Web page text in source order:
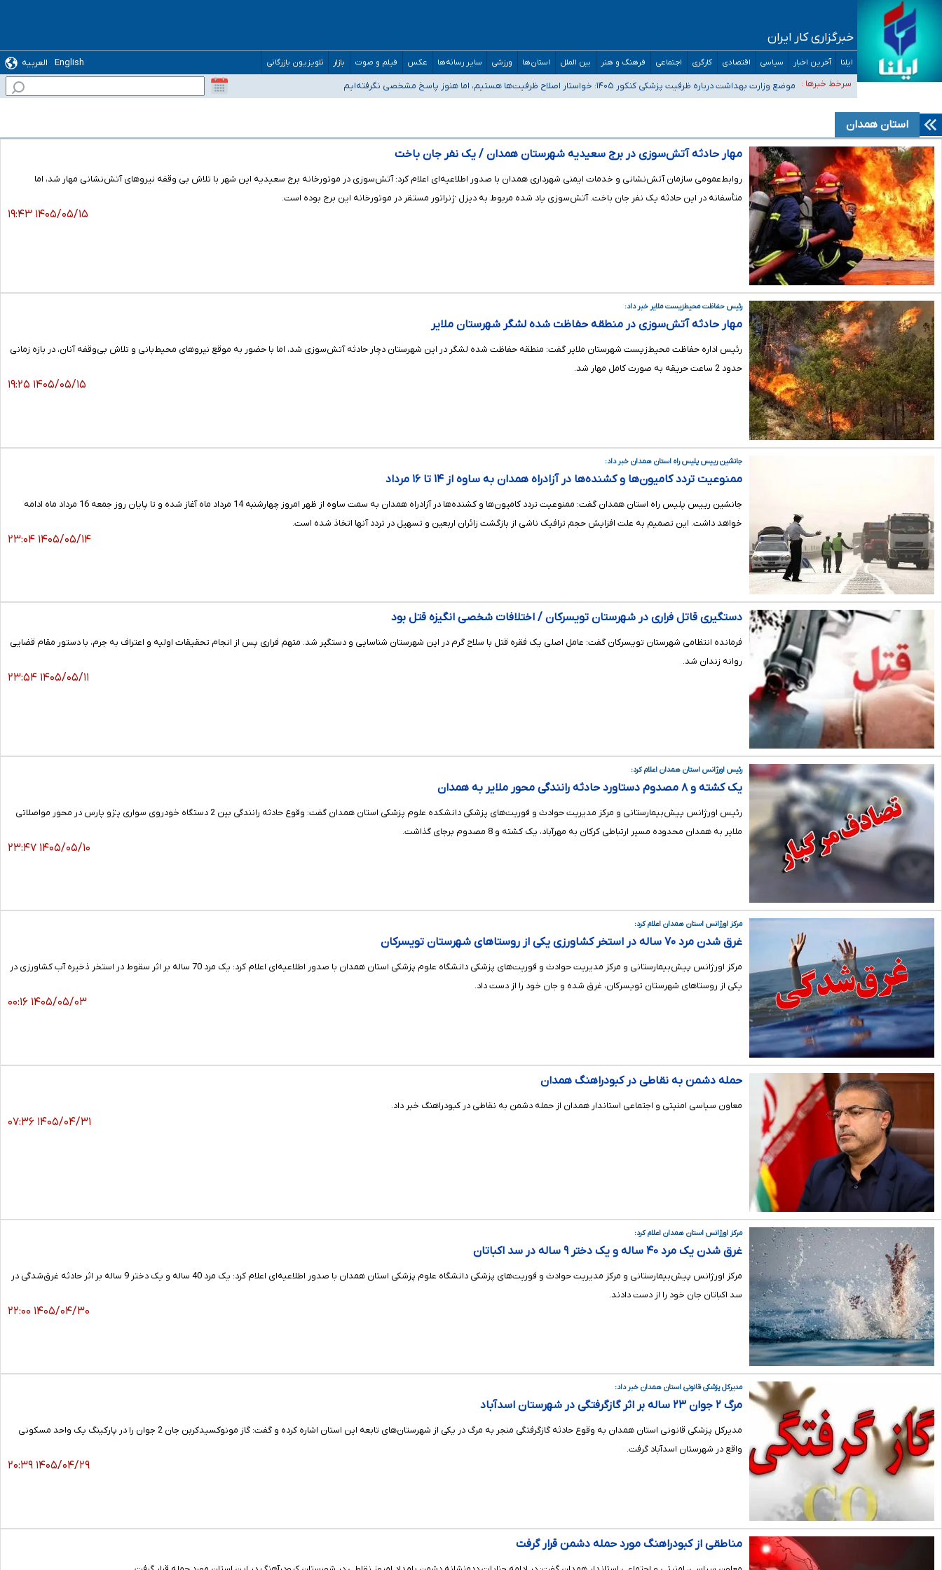
خبرگزاری کار ایران
ایلنا آخرین اخبار سیاسی اقتصادی کارگری اجتماعی فرهنگ و هنر بین الملل استان‌ها ورزشی سایر رسانه‌ها عکس فیلم و صوت بازار تلویزیون بازرگانی English
العربیه
سرخط خبرها :
۴۰ تا ۵۰ روز گرمای نسبی در پیش داریم/ دمای تهران به ۳۸ درجه می‌رسد
موضع وزارت بهداشت درباره ظرفیت پزشکی کنکور ۱۴۰۵: خواستار اصلاح ظرفیت‌ها هستیم، اما هنوز پاسخ مشخصی نگرفته‌ایم
آخرین وضعیت شیوع عفونت‌های تنفسی در کشور/ خوزستان و کرمان بالاتر از آستانه هشدار
استان همدان
مهار حادثه آتش‌سوزی در برج سعیدیه شهرستان همدان / یک نفر جان باخت
روابط‌عمومی سازمان آتش‌نشانی و خدمات ایمنی شهرداری همدان با صدور اطلاعیه‌ای اعلام کرد: آتش‌سوزی در موتورخانه برج سعیدیه این شهر با تلاش بی وقفه نیروهای آتش‌نشانی مهار شد، اما
متأسفانه در این حادثه یک نفر جان باخت. آتش‌سوزی یاد شده مربوط به دیزل ژنراتور مستقر در موتورخانه این برج بوده است.
۱۴۰۵/۰۵/۱۵ ۱۹:۴۳
رئیس حفاظت محیط‌زیست ملایر خبر داد:
مهار حادثه آتش‌سوزی در منطقه حفاظت شده لشگر شهرستان ملایر
رئیس اداره حفاظت محیط‌زیست شهرستان ملایر گفت: منطقه حفاظت شده لشگر در این شهرستان دچار حادثه آتش‌سوزی شد، اما با حضور به موقع نیروهای محیط‌بانی و تلاش بی‌وقفه آنان، در بازه زمانی
حدود 2 ساعت حریقه به صورت کامل مهار شد.
۱۴۰۵/۰۵/۱۵ ۱۹:۲۵
جانشین رییس پلیس راه استان همدان خبر داد:
ممنوعیت تردد کامیون‌ها و کشنده‌ها در آزادراه همدان به ساوه از ۱۴ تا ۱۶ مرداد
جانشین رییس پلیس راه استان همدان گفت: ممنوعیت تردد کامیون‌ها و کشنده‌ها در آزادراه همدان به سمت ساوه از ظهر امروز چهارشنبه 14 مرداد ماه آغاز شده و تا پایان روز جمعه 16 مرداد ماه ادامه
خواهد داشت. این تصمیم به علت افزایش حجم ترافیک ناشی از بازگشت زائران اربعین و تسهیل در تردد آنها اتخاذ شده است.
۱۴۰۵/۰۵/۱۴ ۲۳:۰۴
دستگیری قاتل فراری در شهرستان تویسرکان / اختلافات شخصی انگیزه قتل بود
فرمانده انتظامی شهرستان تویسرکان گفت: عامل اصلی یک فقره قتل با سلاح گرم در این شهرستان شناسایی و دستگیر شد. متهم فراری‌ پس از انجام تحقیقات اولیه و اعتراف به جرم، با دستور مقام قضایی
روانه زندان شد.
۱۴۰۵/۰۵/۱۱ ۲۳:۵۴
رئیس اورژانس استان همدان اعلام کرد:
یک کشته و ۸ مصدوم دستاورد حادثه رانندگی محور ملایر به همدان
رئیس اورژانس پیش‌بیمارستانی و مرکز مدیریت حوادث و فوریت‌های پزشکی دانشکده علوم پزشکی استان همدان گفت: وقوع حادثه رانندگی بین 2 دستگاه خودروی سواری پژو پارس در محور مواصلاتی
ملایر به همدان محدوده مسیر ارتباطی کرکان به مهرآباد، یک کشته و 8 مصدوم برجای گذاشت.
۱۴۰۵/۰۵/۱۰ ۲۳:۴۷
مرکز اورژانس استان همدان اعلام کرد:
غرق شدن مرد ۷۰ ساله در استخر کشاورزی یکی از روستاهای شهرستان تویسرکان
مرکز اورژانس پیش‌بیمارستانی و مرکز مدیریت حوادث و فوریت‌های پزشکی دانشگاه علوم پزشکی استان همدان با صدور اطلاعیه‌ای اعلام کرد: یک مرد 70 ساله بر اثر سقوط در استخر ذخیره آب کشاورزی در
یکی از روستاهای شهرستان تویسرکان، غرق شده و جان خود را از دست داد.
۱۴۰۵/۰۵/۰۳ ۰۰:۱۶
حمله دشمن به نقاطی در کبودراهنگ همدان
معاون سیاسی امنیتی و اجتماعی استاندار همدان از حمله دشمن به نقاطی در کبودراهنگ خبر داد.
۱۴۰۵/۰۴/۳۱ ۰۷:۳۶
مرکز اورژانس استان همدان اعلام کرد:
غرق شدن یک مرد ۴۰ ساله و یک دختر ۹ ساله در سد اکباتان
مرکز اورژانس پیش‌بیمارستانی و مرکز مدیریت حوادث و فوریت‌های پزشکی دانشگاه علوم پزشکی استان همدان با صدور اطلاعیه‌ای اعلام کرد: یک مرد 40 ساله و یک دختر 9 ساله بر اثر حادثه غرق‌شدگی در
سد اکباتان جان خود را از دست دادند.
۱۴۰۵/۰۴/۳۰ ۲۲:۰۰
مدیرکل پزشکی قانونی استان همدان خبر داد:
مرگ ۲ جوان ۲۳ ساله بر اثر گازگرفتگی در شهرستان اسدآباد
مدیرکل پزشکی قانونی استان همدان به وقوع حادثه گازگرفتگی منجر به مرگ در یکی از شهرستان‌های تابعه این استان اشاره کرده و گفت: گاز مونوکسیدکربن جان 2 جوان را در پارکینگ یک واحد مسکونی
واقع در شهرستان اسدآباد گرفت.
۱۴۰۵/۰۴/۲۹ ۲۰:۳۹
مناطقی از کبودراهنگ‌ مورد حمله دشمن قرار گرفت